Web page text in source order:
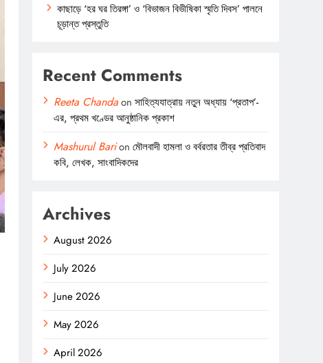
কাছাড়ে ‘হর ঘর তিরঙ্গা’ ও ‘বিভাজন বিভীষিকা স্মৃতি দিবস’ পালনে
চূড়ান্ত প্রস্তুতি
Recent Comments
Reeta Chandaonসাহিত্যযাত্রায় নতুন অধ্যায় ‘প্রতাপ’-
এর, প্রথম খণ্ডের আনুষ্ঠানিক প্রকাশ
Mashurul Barionমৌলবাদী হামলা ও বর্বরতার তীব্র প্রতিবাদ
কবি, লেখক, সাংবাদিকদের
Archives
August 2026
July 2026
June 2026
May 2026
April 2026